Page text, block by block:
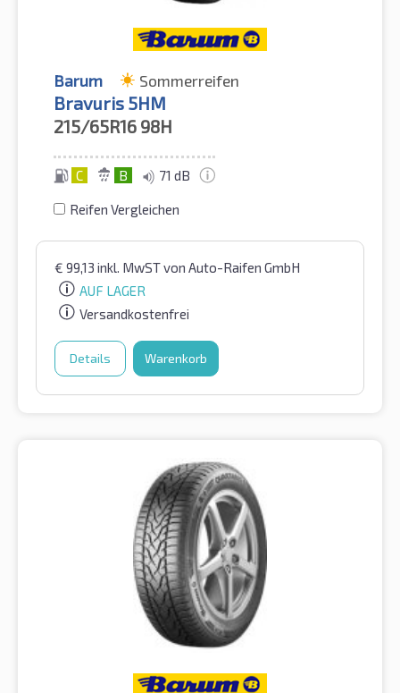
Barum Sommerreifen
Bravuris 5HM
215/65R16 98H
C B 71 dB
Reifen Vergleichen
€ 99,13 inkl. MwSTvon Auto-Raifen GmbH
AUF LAGER
Versandkostenfrei
Details Warenkorb